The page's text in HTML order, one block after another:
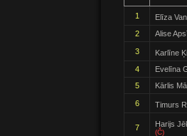
1 Elīza
2 Alise
3 Karlīne
4 Evelīna
5
Kārlis
6 Timurs
7 Harijs
(Č)